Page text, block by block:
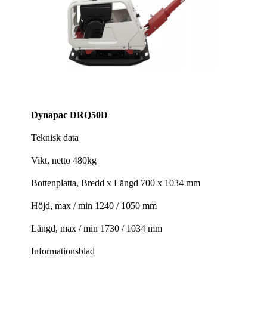
Dynapac DRQ50D
Teknisk data
Vikt, netto 480kg
Bottenplatta, Bredd x Längd 700 x 1034 mm
Höjd, max / min 1240 / 1050 mm
Längd, max / min 1730 / 1034 mm
Informationsblad